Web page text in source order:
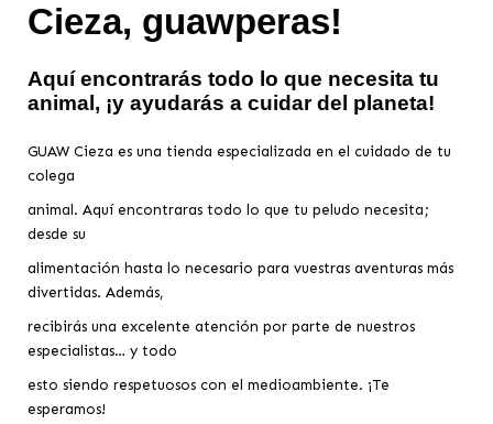
Cieza, guawperas!
Aquí encontrarás todo lo que necesita tu
animal, ¡y ayudarás a cuidar del planeta!
GUAW Cieza es una tienda especializada en el cuidado de tu
colega
animal. Aquí encontraras todo lo que tu peludo necesita;
desde su
alimentación hasta lo necesario para vuestras aventuras más
divertidas. Además,
recibirás una excelente atención por parte de nuestros
especialistas… y todo
esto siendo respetuosos con el medioambiente. ¡Te
esperamos!